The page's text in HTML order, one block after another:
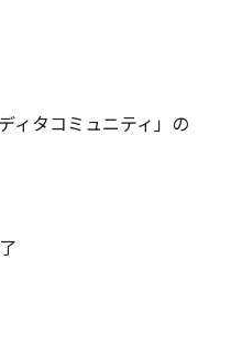
ィタコミュニティ」の